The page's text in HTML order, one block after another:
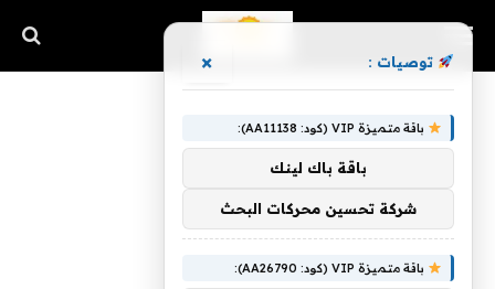
توصيات : ×
باقة متميزة VIP (كود: AA11138):
باقة باك لينك
شركة تحسين محركات البحث
باقة متميزة VIP (كود: AA26790):